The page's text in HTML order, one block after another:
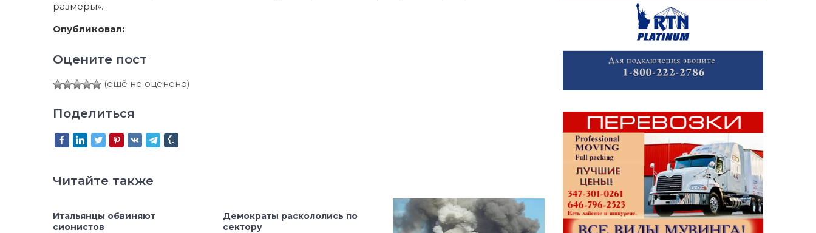
размеры».
Опубликовал:
Оцените пост
(ещё не оценено)
Поделиться
Читайте также
Итальянцы обвиняют
сионистов
Демократы раскололись по
сектору